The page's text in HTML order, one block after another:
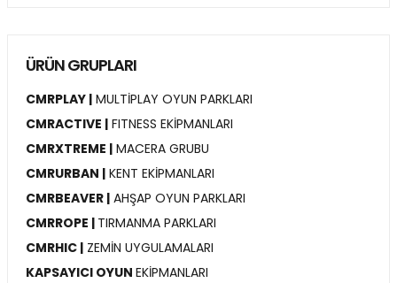
ÜRÜN GRUPLARI
CMRPLAY | MULTİPLAY OYUN PARKLARI
CMRACTIVE | FITNESS EKİPMANLARI
CMRXTREME | MACERA GRUBU
CMRURBAN | KENT EKİPMANLARI
CMRBEAVER | AHŞAP OYUN PARKLARI
CMRROPE | TIRMANMA PARKLARI
CMRHIC | ZEMİN UYGULAMALARI
KAPSAYICI OYUN EKİPMANLARI